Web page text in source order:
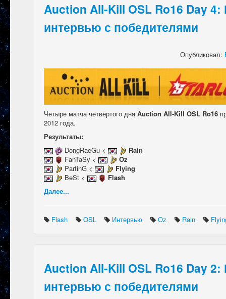
Auction All-Kill OSL Ro16 Day 4:
интервью с победителями
Опубликовал:
Четыре матча четвёртого дня Auction All-Kill OSL Ro16
2012 года.
Результаты:
DongRaeGu <
Rain
FanTaSy <
Oz
PartinG <
Flying
BeSt <
Flash
Далее...
Flash OSL Интервью Oz Rain
Auction All-Kill OSL Ro16 Day 2:
интервью с победителями